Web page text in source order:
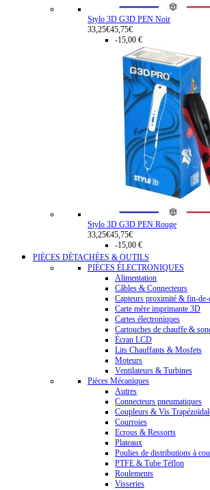
Stylo 3D G3D PEN Noir
33,25€45,75€
-15,00 €
Stylo 3D G3D PEN Rouge
33,25€45,75€
-15,00 €
PIÈCES DÉTACHÉES & OUTILS
PIÈCES ÉLECTRONIQUES
Alimentation
Câbles & Connecteurs
Capteurs proximité & fin-de-
Carte mère imprimante 3D
Cartes électroniques
Cartouches de chauffe &
Écran LCD
Lits Chauffants & Mosfets
Moteurs
Ventilateurs & Turbines
Pièces Mécaniques
Autres
Connecteurs pneumatiques
Coupleurs & Vis
Courroies
Ecrous & Ressorts
Plateaux
Poulies de distributions à
PTFE & Tube Téflon
Roulements
Visseries